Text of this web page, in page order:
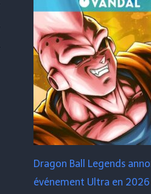
Dragon Ball Legends
événement Ultra en 2026